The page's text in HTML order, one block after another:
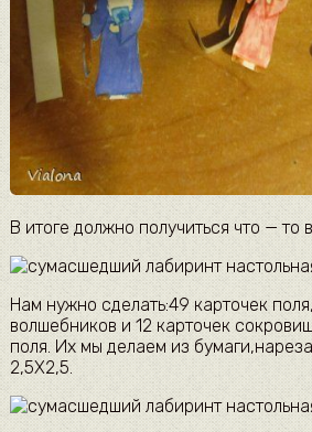
В итоге должно получиться что — то
Нам нужно сделать:49 карточек
волшебников и 12 карточек
поля. Их мы делаем из
2,5Х2,5.